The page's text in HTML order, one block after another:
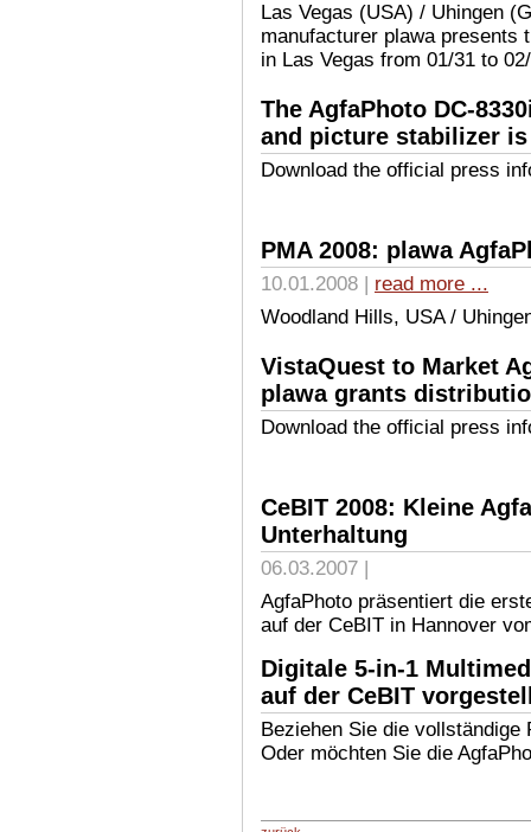
Las Vegas (USA) / Uhingen
manufacturer plawa presents
in Las Vegas from 01/31 to
The AgfaPhoto DC-
and picture stabilizer
Download the official press
PMA 2008: plawa
10.01.2008 | read more ...
Woodland Hills, USA /
VistaQuest to Market
plawa grants
Download the official press
CeBIT 2008: Kleine
Unterhaltung
06.03.2007 |
AgfaPhoto präsentiert die
auf der CeBIT in Hannover
Digitale 5-in-1
auf der CeBIT
Beziehen Sie die
Oder möchten Sie die